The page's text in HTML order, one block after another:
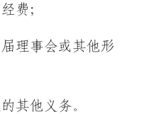
费；
理事会或其他形
其他义务。